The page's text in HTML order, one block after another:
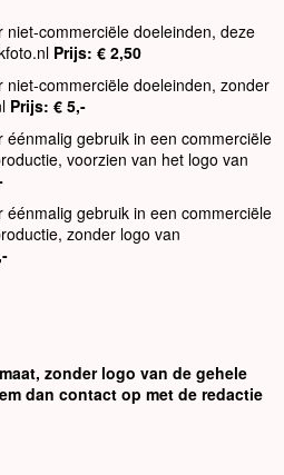
commerciële doeleinden, deze
Prijs: € 2,50
commerciële doeleinden, zonder
Prijs: € 5,-
gebruik in een commerciële
voorzien van het logo van
gebruik in een commerciële
zonder logo van
zonder logo van de gehele
dan contact op met de redactie